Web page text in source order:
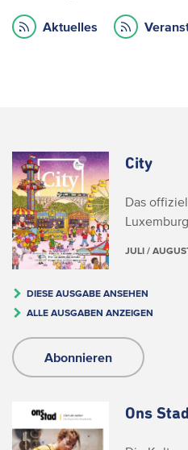
Aktuelles
City
Das
Luxemburg
JULI /
DIESE AUSGABE ANSEHEN
ALLE AUSGABEN ANZEIGEN
Abonnieren
Ons Stad